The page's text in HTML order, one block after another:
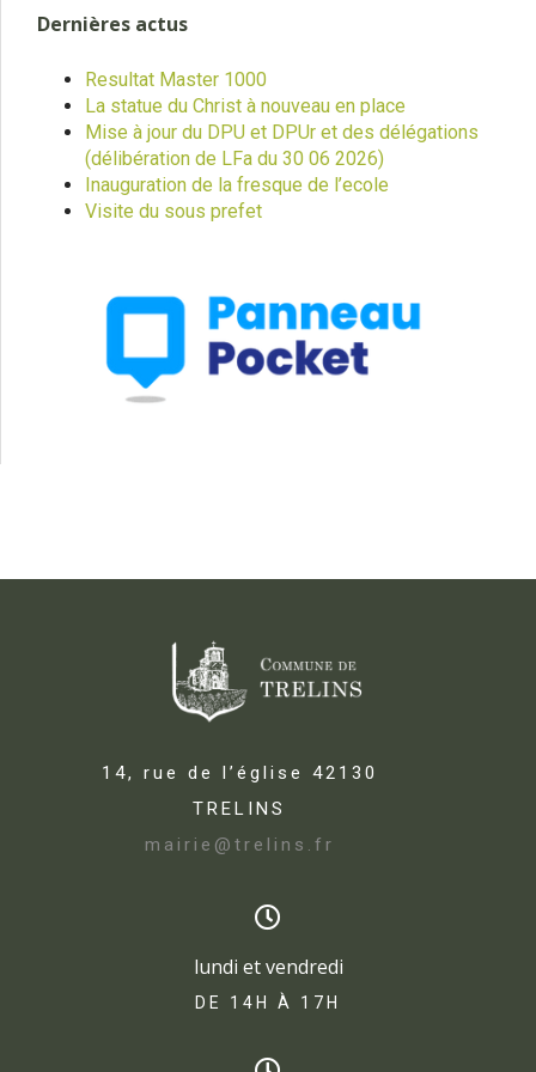
Dernières actus
Resultat Master 1000
La statue du Christ à nouveau en place
Mise à jour du DPU et DPUr et des délégations
(délibération de LFa du 30 06 2026)
Inauguration de la fresque de l’ecole
Visite du sous prefet
14, rue de l’église 42130
TRELINS
mairie@trelins.fr
lundi et vendredi
DE 14H À 17H​